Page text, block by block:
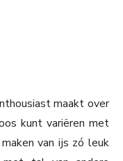
maakt over
kunt variëren met
van ijs zó leuk